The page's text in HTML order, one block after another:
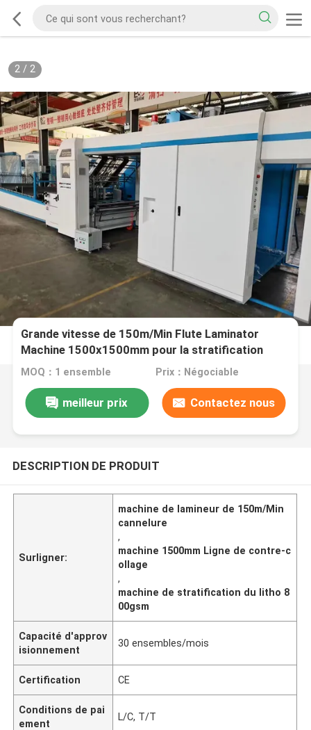
2/ 2
Grande vitesse de 150m/Min Flute Laminator
Machine 1500x1500mm pour la stratification
ondulée
MOQ：1 ensemble Prix：Négociable
meilleur prix Contactez nous
DESCRIPTION DE PRODUIT
Surligner:
machine de lamineur de 150m/Min
cannelure
,
machine 1500mm Ligne de contre-c
ollage
,
machine de stratification du litho 8
00gsm
Capacité d'approv
isionnement
30 ensembles/mois
Certification CE
Conditions de pai
ement
L/C, T/T